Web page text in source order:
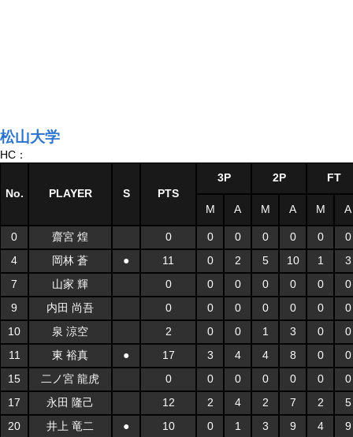
松山大学
HC：
No. PLAYER S PTS
3P 2P FT
M A M A M A
0 齋宮 煌 0 0 0 0 0 0
0
4
岡林 蒼 ● 11 0 2 5 10 1
3
7
山家 輝 0 0 0 0 0 0
0
9
内田 尚吾 0 0 0 0 0 0
0
10
泉 涼空 2 0 0 1 3 0
0
11
東 裕真 ● 17 3 4 4 8 0
0
15
二ノ宮 龍虎 0 0 0 0 0 0
0
17
永田 隆己 12 2 4 2 7 2
5
20
井上 竜二 ● 10 0 1 3 9 4
9